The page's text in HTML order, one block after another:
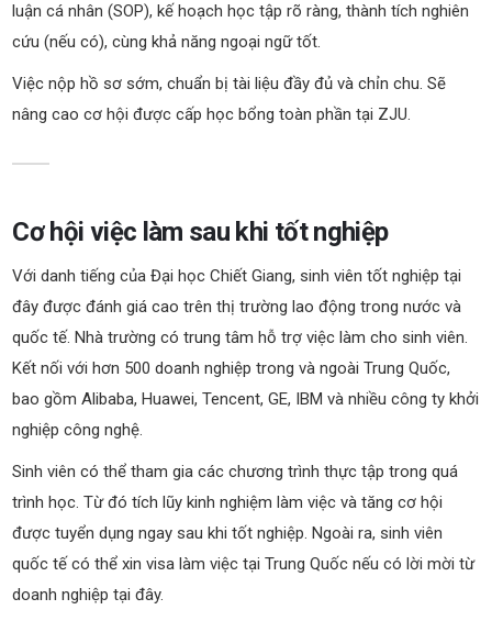
luận cá nhân (SOP), kế hoạch học tập rõ ràng, thành tích nghiên
cứu (nếu có), cùng khả năng ngoại ngữ tốt.
Việc nộp hồ sơ sớm, chuẩn bị tài liệu đầy đủ và chỉn chu.Sẽ
nâng cao cơ hội được cấp học bổng toàn phần tại ZJU.
Cơ hội việc làm sau khi tốt nghiệp
Với danh tiếng của Đại học Chiết Giang, sinh viên tốt nghiệp tại
đây được đánh giá cao trên thị trường lao động trong nước và
quốc tế. Nhà trường có trung tâm hỗ trợ việc làm cho sinh viên.
Kết nối với hơn 500 doanh nghiệp trong và ngoài Trung Quốc,
bao gồm Alibaba, Huawei, Tencent, GE, IBM và nhiều công ty khởi
nghiệp công nghệ.
Sinh viên có thể tham gia các chương trình thực tập trong quá
trình học. Từ đó tích lũy kinh nghiệm làm việc và tăng cơ hội
được tuyển dụng ngay sau khi tốt nghiệp. Ngoài ra, sinh viên
quốc tế có thể xin visa làm việc tại Trung Quốc nếu có lời mời từ
doanh nghiệp tại đây.